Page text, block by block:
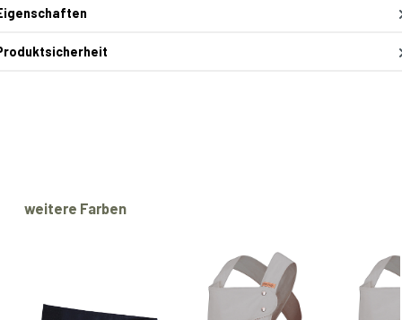
Produktgalerie überspringen
weitere Farben